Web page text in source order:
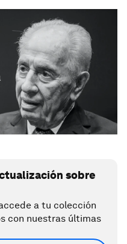
sobre
a tu colección
con nuestras últimas